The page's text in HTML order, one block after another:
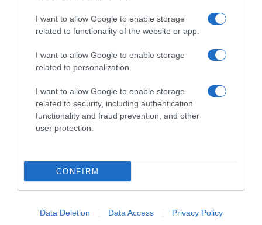
I want to allow Google to enable storage
related to functionality of the website or app.
I want to allow Google to enable storage
related to personalization.
I want to allow Google to enable storage
related to security, including authentication
functionality and fraud prevention, and other
user protection.
CONFIRM
Data Deletion Data Access Privacy Policy
ΕΛΛΑΔΑ
Τροχαίο στον Κηφισό –
Πειραιά
Δεν υπάρχουν τραυματίες